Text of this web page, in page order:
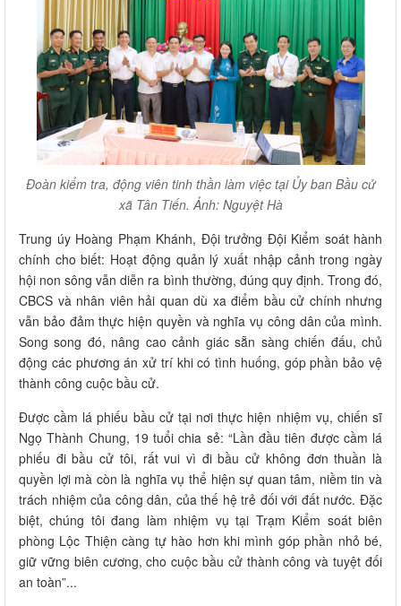
Đoàn kiểm tra, động viên tinh thần làm việc tại Ủy ban Bầu cử
xã Tân Tiến. Ảnh: Nguyệt Hà
Trung úy Hoàng Phạm Khánh, Đội trưởng Đội Kiểm soát hành
chính cho biết: Hoạt động quản lý xuất nhập cảnh trong ngày
hội non sông vẫn diễn ra bình thường, đúng quy định. Trong đó,
CBCS và nhân viên hải quan dù xa điểm bầu cử chính nhưng
vẫn bảo đảm thực hiện quyền và nghĩa vụ công dân của mình.
Song song đó, nâng cao cảnh giác sẵn sàng chiến đấu, chủ
động các phương án xử trí khi có tình huống, góp phần bảo vệ
thành công cuộc bầu cử.
Được cầm lá phiếu bầu cử tại nơi thực hiện nhiệm vụ, chiến sĩ
Ngọ Thành Chung, 19 tuổi chia sẻ: “Lần đầu tiên được cầm lá
phiếu đi bầu cử tôi, rất vui vì đi bầu cử không đơn thuần là
quyền lợi mà còn là nghĩa vụ thể hiện sự quan tâm, niềm tin và
trách nhiệm của công dân, của thế hệ trẻ đối với đất nước. Đặc
biệt, chúng tôi đang làm nhiệm vụ tại Trạm Kiểm soát biên
phòng Lộc Thiện càng tự hào hơn khi mình góp phần nhỏ bé,
giữ vững biên cương, cho cuộc bầu cử thành công và tuyệt đối
an toàn”...